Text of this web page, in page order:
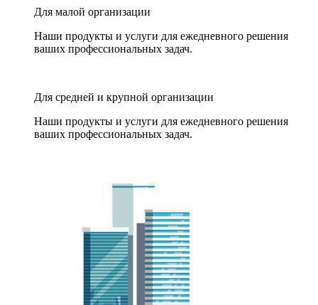
Для малой организации
Наши продукты и услуги для ежедневного решения
ваших профессиональных задач.
Для средней и крупной организации
Наши продукты и услуги для ежедневного решения
ваших профессиональных задач.